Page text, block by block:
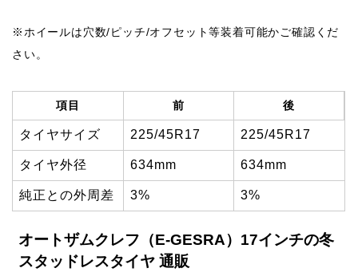
※ホイールは穴数/ピッチ/オフセット等装着可能かご確認くだ
さい。
項目 前 後
タイヤサイズ 225/45R17 225/45R17
タイヤ外径 634mm 634mm
純正との外周差 3% 3%
オートザムクレフ（E-GESRA）17インチの冬
スタッドレスタイヤ 通販